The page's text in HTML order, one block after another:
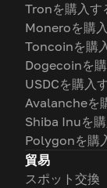
Tronを購入す
Moneroを購
Toncoinを購
Dogecoinを
USDCを購入
Avalancheを
Shiba Inuを
Polygonを購
貿易
スポット交換